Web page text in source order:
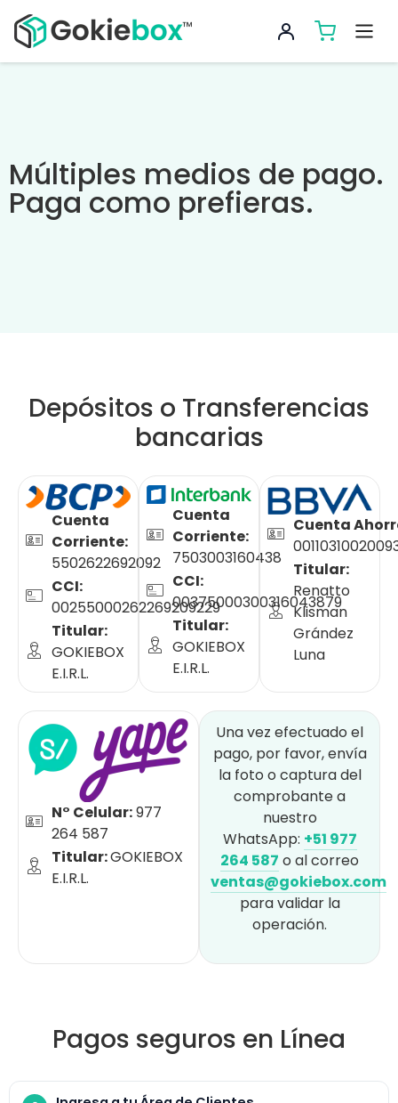
Múltiples medios de pago.
Paga como prefieras.
Depósitos o Transferencias
bancarias
Cuenta
Corriente:
5502622692092
CCI:
00255000262269209229
Titular:
GOKIEBOX
E.I.R.L.
Cuenta
Corriente:
7503003160438
CCI:
00375000300316043879
Titular:
GOKIEBOX
E.I.R.L.
Cuenta
Titular:
Renatto
Klisman
Grández
Luna
N° Celular:977
264 587
Titular:GOKIEBOX
E.I.R.L.
Una vez efectuado el
pago, por favor, envía
la foto o captura del
comprobante a
nuestro
WhatsApp: +51 977
264 587 o al correo
ventas@gokiebox.com
para validar la
operación.
Pagos seguros en Línea